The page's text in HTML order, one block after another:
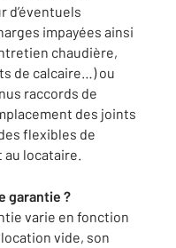
d’éventuels
impayées ainsi
chaudière,
de calcaire…) ou
raccords de
des joints
flexibles de
au locataire.
garantie ?
varie en fonction
vide, son